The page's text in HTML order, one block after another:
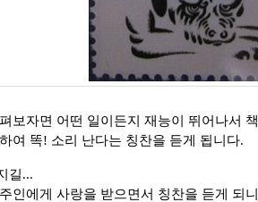
보자면 어떤 일이든지 재능이 뛰어나서
여 똑! 소리 난다는 칭찬을 듣게 됩니다.
길...
인에게 사랑을 받으면서 칭찬을 듣게 되니